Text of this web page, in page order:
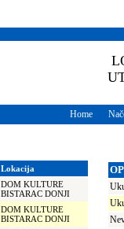
Home
Lokacija
DOM KULTURE
BISTARAC DONJI
DOM KULTURE
BISTARAC DONJI